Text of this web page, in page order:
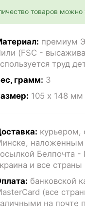
товаров можно
премиум
(FSC -
труд
грамм: 3
105 x 148 мм
курьером,
Белпочта -
и все
банковской
(все
на почте